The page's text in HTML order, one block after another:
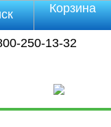
250-13-32
Корзина